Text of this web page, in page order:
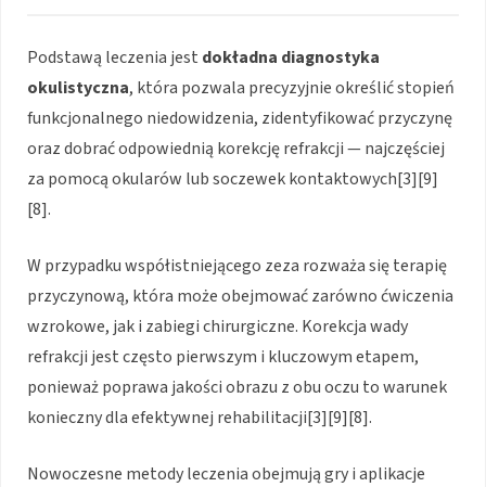
Podstawą leczenia jest dokładna diagnostyka
okulistyczna, która pozwala precyzyjnie określić stopień
funkcjonalnego niedowidzenia, zidentyfikować przyczynę
oraz dobrać odpowiednią korekcję refrakcji — najczęściej
za pomocą okularów lub soczewek kontaktowych[3][9]
[8].
W przypadku współistniejącego zeza rozważa się terapię
przyczynową, która może obejmować zarówno ćwiczenia
wzrokowe, jak i zabiegi chirurgiczne. Korekcja wady
refrakcji jest często pierwszym i kluczowym etapem,
ponieważ poprawa jakości obrazu z obu oczu to warunek
konieczny dla efektywnej rehabilitacji[3][9][8].
Nowoczesne metody leczenia obejmują gry i aplikacje